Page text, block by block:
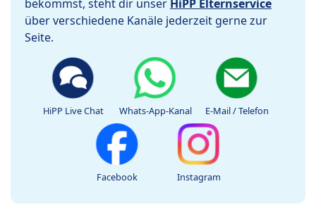
bekommst, steht dir unser HiPP Elternservice
über verschiedene Kanäle jederzeit gerne zur
Seite.
HiPP Live Chat Whats-App-Kanal E-Mail / Telefon
Facebook Instagram